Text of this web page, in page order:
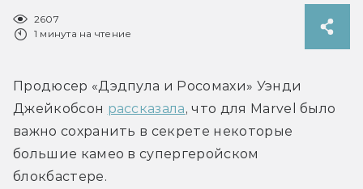
2607
1 минута на чтение
Продюсер «Дэдпула и Росомахи» Уэнди
Джейкобсон рассказала, что для Marvel было
важно сохранить в секрете некоторые
большие камео в супергеройском
блокбастере.